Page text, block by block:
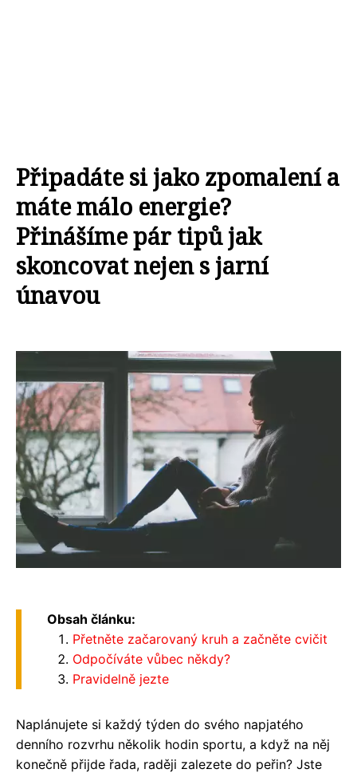
Připadáte si jako zpomalení a
máte málo energie?
Přinášíme pár tipů jak
skoncovat nejen s jarní
únavou
Obsah článku:
Přetněte začarovaný kruh a začněte cvičit
Odpočíváte vůbec někdy?
Pravidelně jezte
Naplánujete si každý týden do svého napjatého
denního rozvrhu několik hodin sportu, a když na něj
konečně přijde řada, raději zalezete do peřin? Jste